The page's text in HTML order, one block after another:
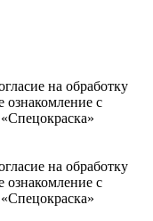
на обработку
ознакомление с
на обработку
ознакомление с